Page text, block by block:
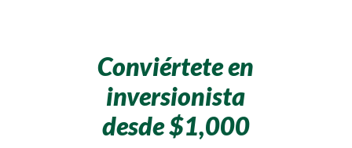
Conviértete en
inversionista
desde $1,000